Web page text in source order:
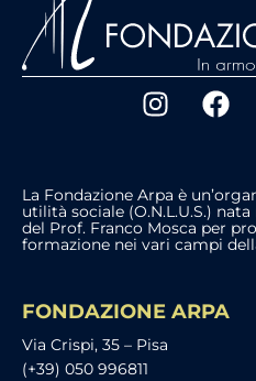
La Fondazione Arpa è
utilità sociale (O.N.L.U.S.)
del Prof. Franco Mosca per
formazione nei vari campi
FONDAZIONE ARPA
Via Crispi, 35 – Pisa
(+39) 050 996811